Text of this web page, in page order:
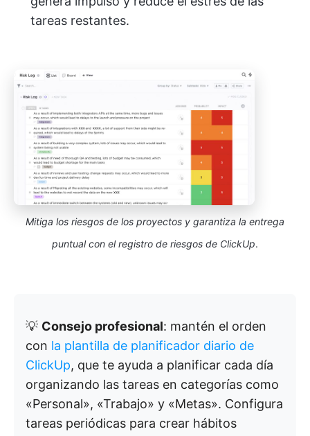
tareas restantes.
Mitiga los riesgos de los proyectos y garantiza la entrega
puntual con el registro de riesgos de ClickUp.
💡 Consejo profesional: mantén el orden
con la plantilla de planificador diario de
ClickUp, que te ayuda a planificar cada día
organizando las tareas en categorías como
«Personal», «Trabajo» y «Metas». Configura
tareas periódicas para crear hábitos